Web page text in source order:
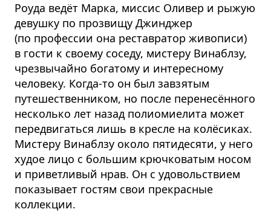
Роуда ведёт Марка, миссис Оливер и рыжую
девушку по прозвищу Джинджер
(по профессии она реставратор живописи)
в гости к своему соседу, мистеру Винаблзу,
чрезвычайно богатому и интересному
человеку. Когда-то он был завзятым
путешественником, но после перенесённого
несколько лет назад полиомиелита может
передвигаться лишь в кресле на колёсиках.
Мистеру Винаблзу около пятидесяти, у него
худое лицо с большим крючковатым носом
и приветливый нрав. Он с удовольствием
показывает гостям свои прекрасные
коллекции.